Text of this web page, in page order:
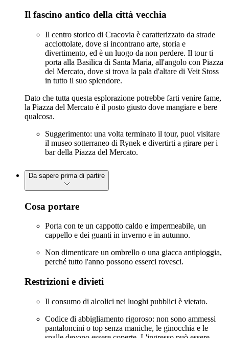
Il fascino antico della città vecchia
Il centro storico di Cracovia è caratterizzato da strade
acciottolate, dove si incontrano arte, storia e
divertimento, ed è un luogo da non perdere. Il tour ti
porta alla Basilica di Santa Maria, all'angolo con Piazza
del Mercato, dove si trova la pala d'altare di Veit Stoss
in tutto il suo splendore.
Dato che tutta questa esplorazione potrebbe farti venire fame,
la Piazza del Mercato è il posto giusto dove mangiare e bere
qualcosa.
Suggerimento: una volta terminato il tour, puoi visitare
il museo sotterraneo di Rynek e divertirti a girare per i
bar della Piazza del Mercato.
Da sapere prima di partire
Cosa portare
Porta con te un cappotto caldo e impermeabile, un
cappello e dei guanti in inverno e in autunno.
Non dimenticare un ombrello o una giacca antipioggia,
perché tutto l'anno possono esserci rovesci.
Restrizioni e divieti
Il consumo di alcolici nei luoghi pubblici è vietato.
Codice di abbigliamento rigoroso: non sono ammessi
pantaloncini o top senza maniche, le ginocchia e le